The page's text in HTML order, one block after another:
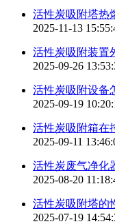
活性炭吸附塔热
2025-11-13
活性炭吸附装置
2025-09-26
活性炭吸附设备
2025-09-19
活性炭吸附箱在
2025-09-11
活性炭废气净化
2025-08-20
活性炭吸附塔的
2025-07-19